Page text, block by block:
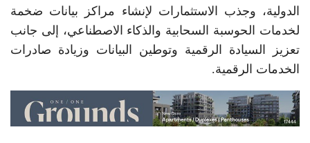
الدولية، وجذب الاستثمارات لإنشاء مراكز بيانات ضخمة
لخدمات الحوسبة السحابية والذكاء الاصطناعي، إلى جانب
تعزيز السيادة الرقمية وتوطين البيانات وزيادة صادرات
الخدمات الرقمية.